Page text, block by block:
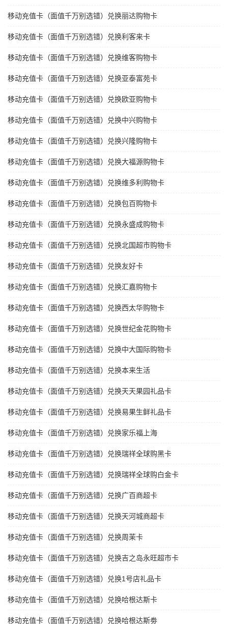
移动充值卡（面值千万别选错）兑换丽达购物卡
移动充值卡（面值千万别选错）兑换利客来卡
移动充值卡（面值千万别选错）兑换维客购物卡
移动充值卡（面值千万别选错）兑换亚泰富苑卡
移动充值卡（面值千万别选错）兑换欧亚购物卡
移动充值卡（面值千万别选错）兑换中兴购物卡
移动充值卡（面值千万别选错）兑换兴隆购物卡
移动充值卡（面值千万别选错）兑换大福源购物卡
移动充值卡（面值千万别选错）兑换维多利购物卡
移动充值卡（面值千万别选错）兑换包百购物卡
移动充值卡（面值千万别选错）兑换永盛成购物卡
移动充值卡（面值千万别选错）兑换北国超市购物卡
移动充值卡（面值千万别选错）兑换友好卡
移动充值卡（面值千万别选错）兑换汇嘉购物卡
移动充值卡（面值千万别选错）兑换西太华购物卡
移动充值卡（面值千万别选错）兑换世纪金花购物卡
移动充值卡（面值千万别选错）兑换中大国际购物卡
移动充值卡（面值千万别选错）兑换本来生活
移动充值卡（面值千万别选错）兑换天天果园礼品卡
移动充值卡（面值千万别选错）兑换易果生鲜礼品卡
移动充值卡（面值千万别选错）兑换家乐福上海
移动充值卡（面值千万别选错）兑换瑞祥全球购黑卡
移动充值卡（面值千万别选错）兑换瑞祥全球购白金卡
移动充值卡（面值千万别选错）兑换广百商超卡
移动充值卡（面值千万别选错）兑换天河城商超卡
移动充值卡（面值千万别选错）兑换周茉卡
移动充值卡（面值千万别选错）兑换吉之岛永旺超市卡
移动充值卡（面值千万别选错）兑换1号店礼品卡
移动充值卡（面值千万别选错）兑换哈根达斯卡
移动充值卡（面值千万别选错）兑换哈根达斯劵